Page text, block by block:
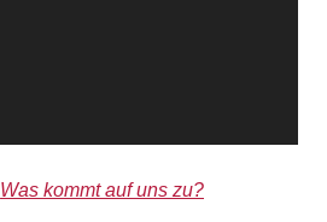
Was kommt auf uns zu?